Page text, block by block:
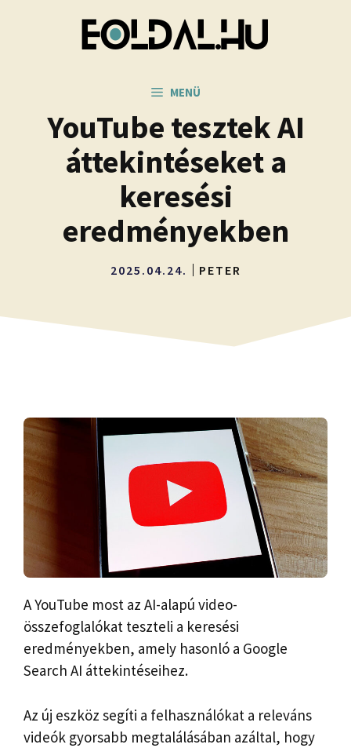
MENÜ
YouTube tesztek AI
áttekintéseket a
keresési
eredményekben
2025.04.24. PETER
A YouTube most az AI-alapú video-
összefoglalókat teszteli a keresési
eredményekben, amely hasonló a Google
Search AI áttekintéseihez.
Az új eszköz segíti a felhasználókat a releváns
videók gyorsabb megtalálásában azáltal, hogy